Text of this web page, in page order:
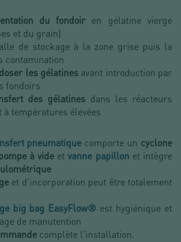
du fondoir en gélatine vierge
et du grain)
de stockage à la zone grise puis la
contamination
doser les gélatinesavant introduction par
fondoirs
des gélatines dans les réacteurs
à températures élevées
pneumatique comporte un cyclone
à vide etvanne papillon et intègre
et d'incorporation peut être totalement
big bag EasyFlow® est hygiénique et
de manutention
complète l'installation.